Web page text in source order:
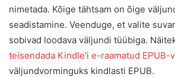
nimetada. Kõige tähtsam on õige
seadistamine. Veenduge, et valite
sobivad loodava väljundi tüübiga.
teisendada Kindle'i e-raamatud EPUB-
väljundvorminguks kindlasti EPUB.